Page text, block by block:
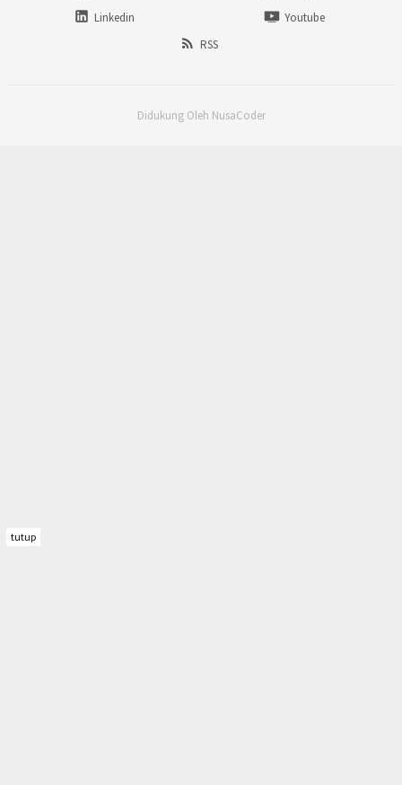
Linkedin
Youtube
RSS
Didukung Oleh NusaCoder
tutup